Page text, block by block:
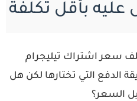
بأقل تكلفة
سعر اشتراك تيليجرام
الدفع التي تختارها لكن هل
السعر؟